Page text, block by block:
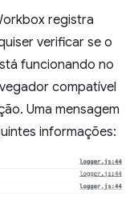
registra
verificar se o
funcionando no
compatível
Uma mensagem
informações: